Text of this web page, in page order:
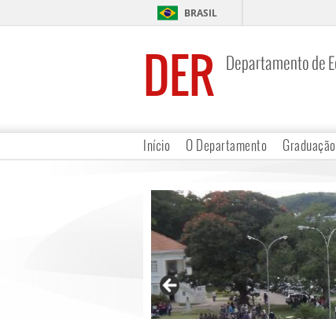
BRASIL
DER Departamento de
Início O Departamento Graduação